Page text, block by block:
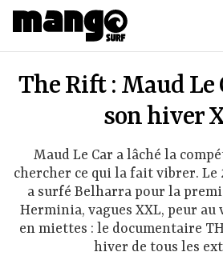
Aller au contenu principal
The Rift : Maud Le
son hiver
Maud Le Car a lâché la
chercher ce qui la fait vibrer. Le
a surfé Belharra pour la
Herminia, vagues XXL, peur
en miettes : le documentaire
hiver de tous les